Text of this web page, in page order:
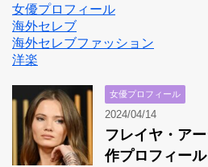
女優プロフィール
海外セレブ
海外セレブファッション
洋楽
女優プロフィール
2024/04/14
フレイヤ・ア
作プロフィー